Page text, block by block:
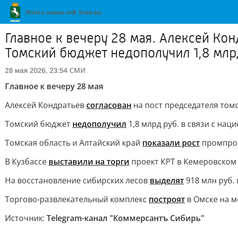
Главное к вечеру 28 мая. Алексей
Томский бюджет недополучил 1,8
28 мая 2026, 23:54 СМИ
Главное к вечеру 28 мая
Алексей Кондратьевсогласован на пост председателя
Томский бюджет недополучил 1,8 млрд руб. в связи с
Томская область и Алтайский край показали рост
В Кузбассе выставили на торги проект КРТ в
На восстановление сибирских лесов выделят918 млн руб.
Торгово-развлекательный комплекс построят в Омске на
Источник: Telegram-канал "Коммерсантъ Сибирь"